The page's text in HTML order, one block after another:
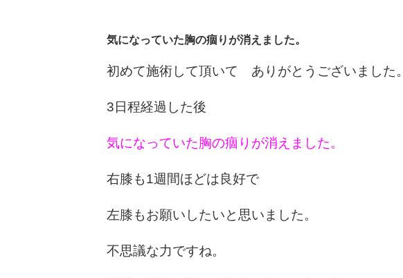
気になっていた胸の痼りが消えました。
初めて施術して頂いて ありがとうございました。
3日程経過した後
気になっていた胸の痼りが消えました。
右膝も1週間ほどは良好で
左膝もお願いしたいと思いました。
不思議な力ですね。